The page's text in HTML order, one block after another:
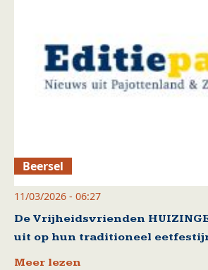
Beersel
11/03/2026 - 06:27
De Vrijheidsvrienden
uit op hun traditioneel
Meer lezen